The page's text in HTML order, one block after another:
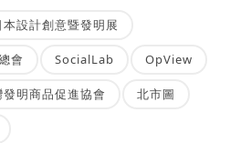
本設計創意暨發明展
會 SocialLab OpView
發明商品促進協會 北市圖